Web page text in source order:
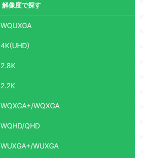
解像度で探す
WQUXGA
4K(UHD)
2.8K
2.2K
WQXGA+/WQXGA
WQHD/QHD
WUXGA+/WUXGA